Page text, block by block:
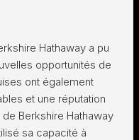
Hathaway a pu
opportunités de
ont également
et une réputation
Berkshire Hathaway
sa capacité à